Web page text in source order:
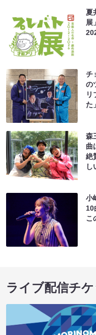
夏
展
チ
の
リ
た
森
曲
絶
し
小
10
こ
ライブ配信チケ